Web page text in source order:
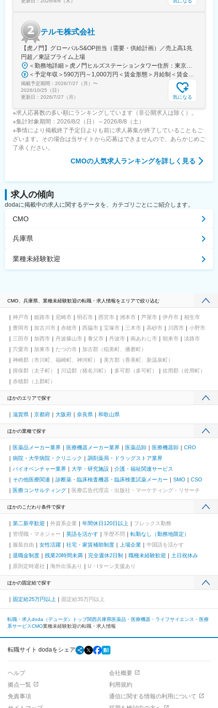
テルモ株式会社
【虎ノ門】グローバルS&OP担当（需要・供給計画）／売上高1兆
円超／東証プライム上場
＜勤務地詳細＞虎ノ門ヒルズステーションタワー住所：東京都港区虎ノ門２丁目６－１ 虎ノ門ヒルズ ステーションタワー 受動喫煙対策：敷地内喫煙可能場所あり変更の範囲：会社の定める事業所
＜予定年収＞590万円～1,000万円＜賃金形態＞月給制＜賃金内訳＞月額（基本給）：279,000円～534,000円＜月給＞279,000円～534,000円＜昇給有無＞有＜残業手当＞有＜給与補足＞※上記年収はあくまでも目安の金額であり、選考を通じて経験、能力等を考慮し同社規定により決定します。■賞与あり（年2回）■昇給・昇格あり（年1回）■職位：一般職～主任職賃金はあくまでも目安の金額であり、選考を通じて上下する可能性があります。月給(月額)は固定手当を含めた表記です。
掲載予定期間： 2026/7/27（月） 〜
2026/10/25（日）
更新日： 2026/7/27（月） 気になる
※求人応募数の多い順にランキングしています（非公開求人は除く）。
※集計対象期間：2026/8/2（日）～2026/8/8（土）
※事情により掲載終了予定日よりも前に求人募集が終了していることもご
ざいます。その場合は当サイトから応募はできませんので、あらかじめご
了承ください。
CMOの人気求人ランキングを詳しく見る
求人の傾向
dodaに掲載中の求人に関するデータを、カテゴリごとにご紹介します。
CMO
兵庫県
業種未経験歓迎
CMO、兵庫県、業種未経験歓迎の転職・求人情報をエリアで絞り込む
神戸市 姫路市 尼崎市 明石市 西宮市 洲本市 芦屋市 伊丹市
相生市
豊岡市
加古川市 赤穂市 西脇市 宝塚市 三木市 高砂市 川西市
小野市
三田市
加西市 丹波篠山市 養父市 丹波市 南あわじ市 朝来市
淡路市
宍粟市
加東市 たつの市
加古郡（稲美町、播磨町）
神崎郡（市川町、福崎町、神河町）
美方郡（香美町、新温泉町）
揖保郡（太子町）
川辺郡（猪名川町） 多可郡（多可町）
佐用郡（佐用町）
赤穂郡（上郡町）
ほかのエリアで探す
滋賀県 京都府 大阪府 奈良県 和歌山県
ほかの業種で探す
医薬品メーカー業界 医療機器メーカー業界 医薬品卸 医療機器卸
CRO
病院・大学病院・クリニック
調剤薬局・ドラッグストア業界
バイオベンチャー業界
大学・研究施設
介護・福祉関連サービス
その他医療関連
診断薬・臨床検査機器・臨床検査試薬メーカー SMO
CSO
医療コンサルティング
医療広告代理店・出版社・マーケティング・リサーチ
ほかのこだわり条件で探す
第二新卒歓迎 外資系企業 年間休日120日以上
フレックス勤務
管理職・マネジャー
英語を活かす 学歴不問
転勤なし（勤務地限定）
服装自由
女性活躍 社宅・家賃補助制度 上場企業
中国語を活かす
退職金制度
残業20時間未満 完全週休2日制 職種未経験歓迎
土日祝休み
原則定時退社
海外出張あり U・Iターン支援あり
ほかの固定給で探す
固定給25万円以上 固定給35万円以上
転職・求人doda（デューダ）トップ関西兵庫県医薬品・医療機器・ライフサイエンス・医療
系サービスCMO業種未経験歓迎の転職・求人情報
転職サイト dodaをシェア
ヘルプ
会社概要
拠点一覧
利用規約
免責事項
通信に関する情報の利用について